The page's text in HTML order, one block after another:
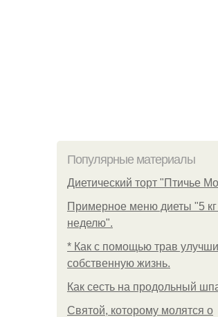
Популярные материалы
Диетический торт "Птичье
Примерное меню диеты "5 кг
неделю".
* Как с помощью трав
собственную жизнь.
Как сесть на продольный
Святой, которому молятся о